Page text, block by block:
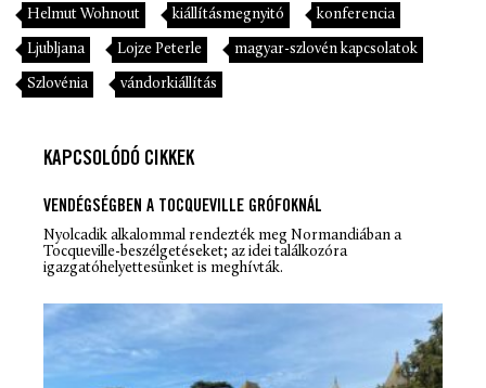
Helmut Wohnout kiállításmegnyitó konferencia
Ljubljana Lojze Peterle magyar-szlovén kapcsolatok
Szlovénia vándorkiállítás
KAPCSOLÓDÓ CIKKEK
VENDÉGSÉGBEN A TOCQUEVILLE GRÓFOKNÁL
Nyolcadik alkalommal rendezték meg Normandiában a
Tocqueville-beszélgetéseket; az idei találkozóra
igazgatóhelyettesünket is meghívták.